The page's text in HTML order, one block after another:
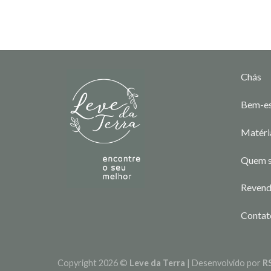
Chás
Bem-
Quem
Copyright 2026 © Leve da Terra | Desenvolvido por